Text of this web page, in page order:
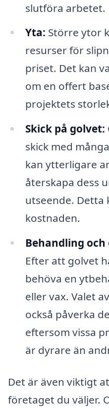
slutföra arbetet.
Yta: Större ytor
resurser för
priset. Det kan
om en offert
projektets
Skick på golvet:
skick med
kan ytterligare
återskapa dess
utseende. Detta
kostnaden.
Behandling
Efter att golvet
behöva en
eller vax. Valet
också påverka
eftersom vissa
är dyrare än
Det är även viktigt
företaget du väljer.